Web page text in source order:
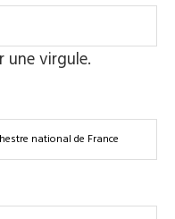
une virgule.